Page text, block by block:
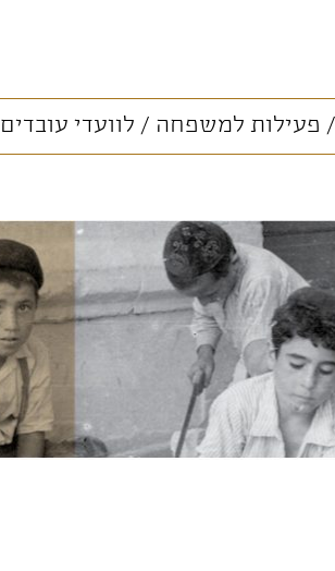
פעילות למשפחה לוועדי עובדים